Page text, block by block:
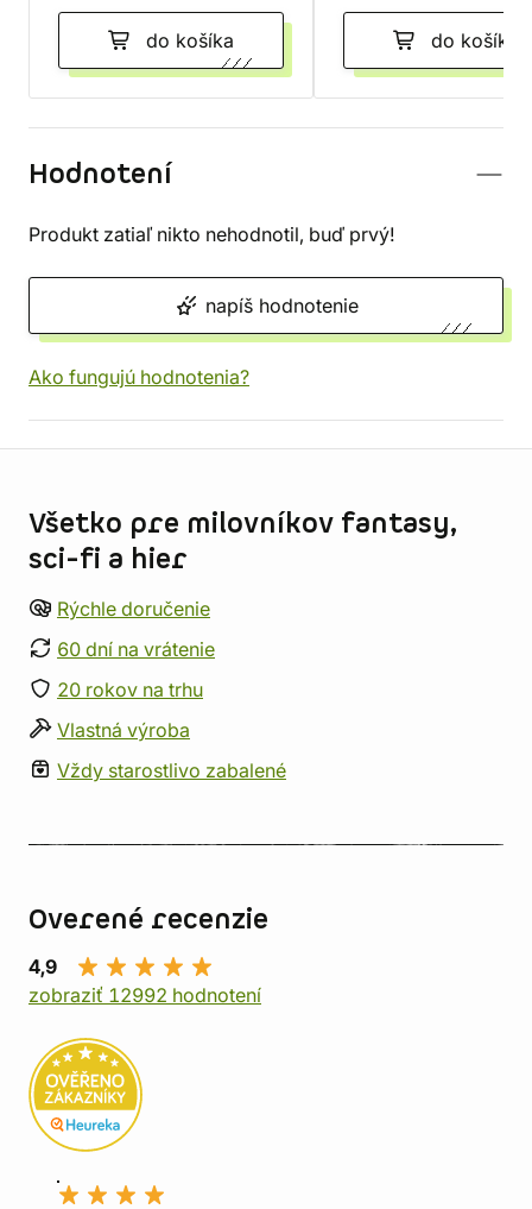
do košíka do košíka
Hodnotení
Produkt zatiaľ nikto nehodnotil, buď prvý!
napíš hodnotenie
Ako fungujú hodnotenia?
Všetko pre milovníkov fantasy,
sci-fi a hier
Rýchle doručenie
60 dní na vrátenie
20 rokov na trhu
Vlastná výroba
Vždy starostlivo zabalené
Overené recenzie
4,9
zobraziť 12992 hodnotení